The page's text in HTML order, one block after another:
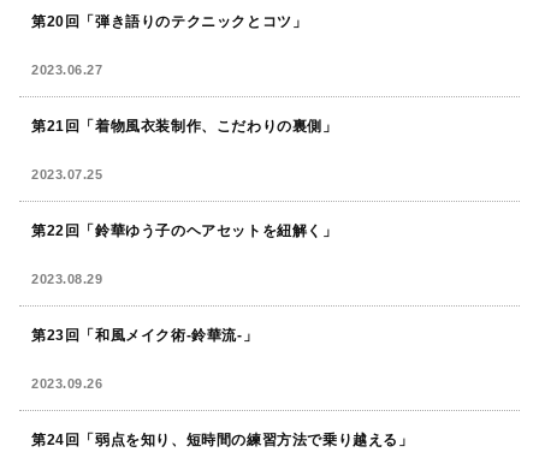
第20回「弾き語りのテクニックとコツ」
2023.06.27
第21回「着物風衣装制作、こだわりの裏側」
2023.07.25
第22回「鈴華ゆう子のヘアセットを紐解く」
2023.08.29
第23回「和風メイク術-鈴華流-」
2023.09.26
第24回「弱点を知り、短時間の練習方法で乗り越える」